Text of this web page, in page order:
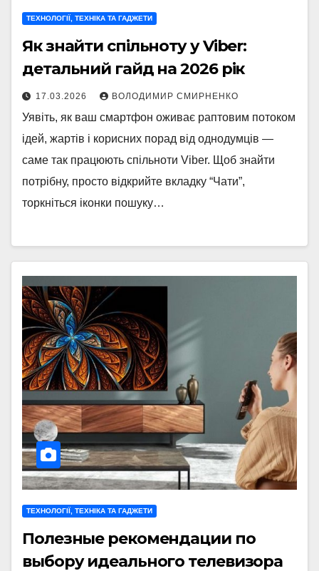
ТЕХНОЛОГІЇ, ТЕХНІКА ТА ГАДЖЕТИ
Як знайти спільноту у Viber:
детальний гайд на 2026 рік
17.03.2026 ВОЛОДИМИР СМИРНЕНКО
Уявіть, як ваш смартфон оживає раптовим потоком
ідей, жартів і корисних порад від однодумців —
саме так працюють спільноти Viber. Щоб знайти
потрібну, просто відкрийте вкладку “Чати”,
торкніться іконки пошуку…
ТЕХНОЛОГІЇ, ТЕХНІКА ТА ГАДЖЕТИ
Полезные рекомендации по
выбору идеального телевизора